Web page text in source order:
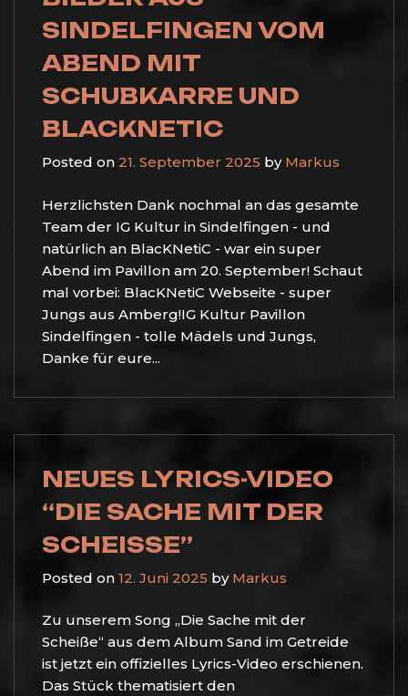
SINDELFINGEN VOM
ABEND MIT
SCHUBKARRE UND
BLACKNETIC
Posted on 21. September 2025 by Markus
Herzlichsten Dank nochmal an das gesamte
Team der IG Kultur in Sindelfingen - und
natürlich an BlacKNetiC - war ein super
Abend im Pavillon am 20. September! Schaut
mal vorbei: BlacKNetiC Webseite - super
Jungs aus Amberg!IG Kultur Pavillon
Sindelfingen - tolle Mädels und Jungs,
Danke für eure...
NEUES LYRICS-VIDEO
“DIE SACHE MIT DER
SCHEISSE”
Posted on 12. Juni 2025 by Markus
Zu unserem Song „Die Sache mit der
Scheiße“ aus dem Album Sand im Getreide
ist jetzt ein offizielles Lyrics-Video erschienen.
Das Stück thematisiert den